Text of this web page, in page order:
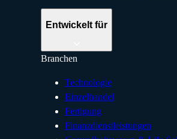
Entwickelt für
Branchen
Technologie
Einzelhandel
Fertigung
Finanzdienstleistungen